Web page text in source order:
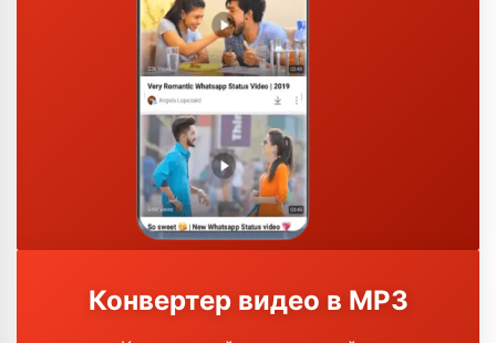
Конвертер видео в MP3